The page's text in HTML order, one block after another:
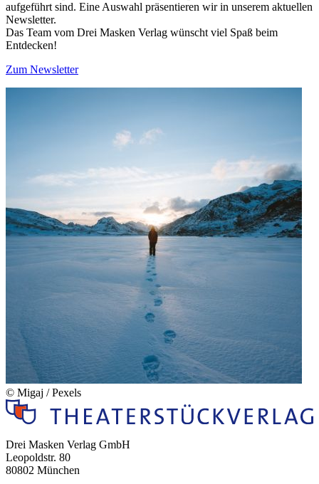
aufgeführt sind. Eine Auswahl präsentieren wir in unserem aktuellen
Newsletter.
Das Team vom Drei Masken Verlag wünscht viel Spaß beim
Entdecken!
Zum Newsletter
© Migaj / Pexels
Drei Masken Verlag GmbH
Leopoldstr. 80
80802 München